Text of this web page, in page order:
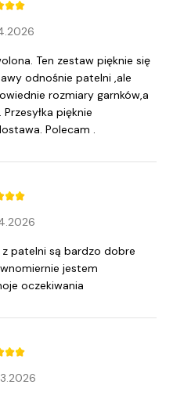
Ten zestaw pięknie się
odnośnie patelni ,ale
rozmiary garnków,a
pięknie
Polecam .
patelni są bardzo dobre
jestem
oczekiwania